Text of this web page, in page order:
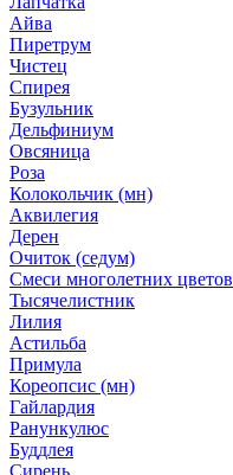
Айва
Пиретрум
Чистец
Спирея
Бузульник
Дельфиниум
Овсяница
Роза
Колокольчик (мн)
Аквилегия
Дерен
Очиток (седум)
Смеси многолетних цветов
Тысячелистник
Лилия
Астильба
Примула
Кореопсис (мн)
Гайлардия
Ранункулюс
Буддлея
Сирень